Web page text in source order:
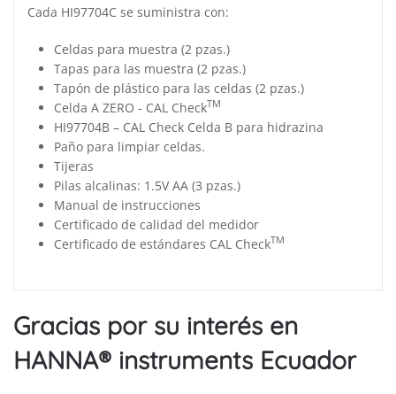
Cada HI97704C se suministra con:
Celdas para muestra (2 pzas.)
Tapas para las muestra (2 pzas.)
Tapón de plástico para las celdas (2 pzas.)
Celda A ZERO ‑ CAL CheckTM
HI97704B – CAL Check Celda B para hidrazina
Paño para limpiar celdas.
Tijeras
Pilas alcalinas: 1.5V AA (3 pzas.)
Manual de instrucciones
Certificado de calidad del medidor
Certificado de estándares CAL CheckTM
Gracias por su interés en
HANNA® instruments Ecuador